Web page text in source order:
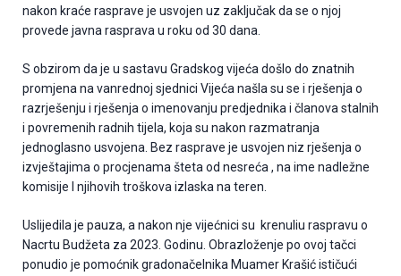
nakon kraće rasprave je usvojen uz zaključak da se o njoj
provede javna rasprava u roku od 30 dana.
S obzirom da je u sastavu Gradskog vijeća došlo do znatnih
promjena na vanrednoj sjednici Vijeća našla su se i rješenja o
razrješenju i rješenja o imenovanju predjednika i članova stalnih
i povremenih radnih tijela, koja su nakon razmatranja
jednoglasno usvojena. Bez rasprave je usvojen niz rješenja o
izvještajima o procjenama šteta od nesreća , na ime nadležne
komisije I njihovih troškova izlaska na teren.
Uslijedila je pauza, a nakon nje vijećnici su krenuliu raspravu o
Nacrtu Budžeta za 2023. Godinu. Obrazloženje po ovoj tačci
ponudio je pomoćnik gradonačelnika Muamer Krašić ističući